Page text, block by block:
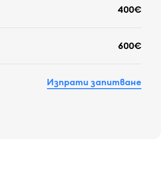
400€
600€
Изпрати запитване